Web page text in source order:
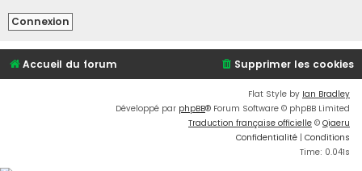
Accueil du forum Supprimer les cookies
Flat Style by Ian Bradley
Développé par phpBB® Forum Software © phpBB Limited
Traduction française officielle © Qiaeru
Confidentialité | Conditions
Time: 0.041s